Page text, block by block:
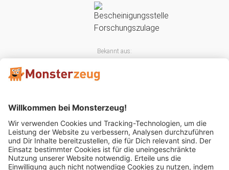
Bekannt aus:
Mitglied im: